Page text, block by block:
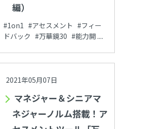
編）
#1on1 #アセスメント #フィー
ドバック #万華鏡30 #能力開 ....
2021年05月07日
マネジャー＆シニアマ
ネジャーノルム搭載！ア